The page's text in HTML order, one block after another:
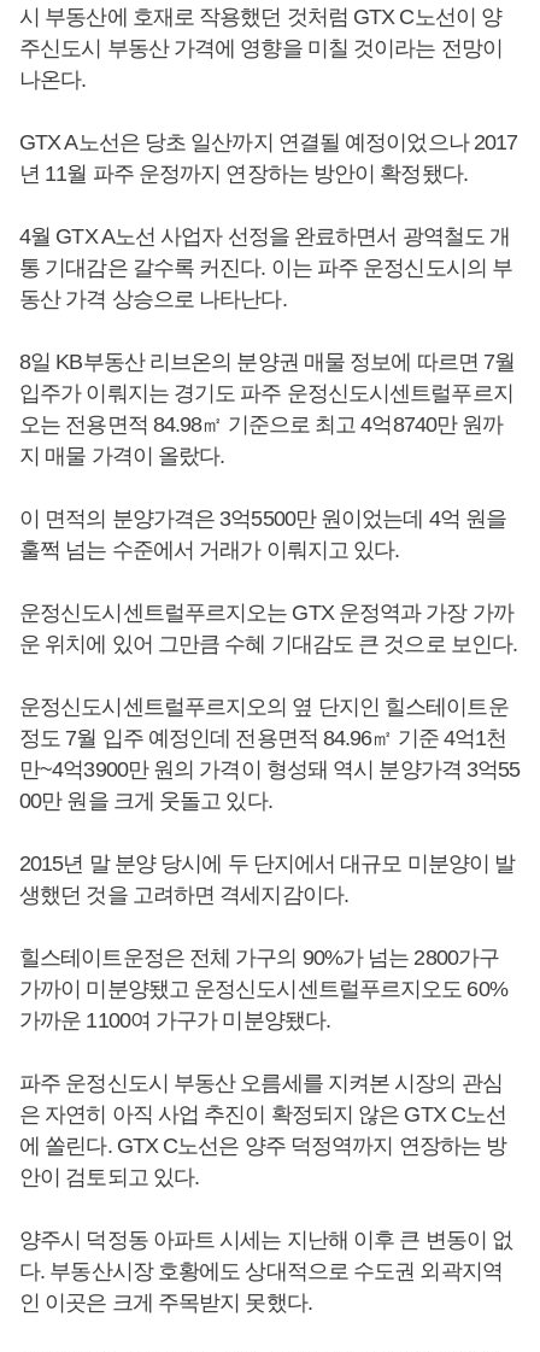
시 부동산에 호재로 작용했던 것처럼 GTX C노선이 양
주신도시 부동산 가격에 영향을 미칠 것이라는 전망이
나온다.
GTX A노선은 당초 일산까지 연결될 예정이었으나 2017
년 11월 파주 운정까지 연장하는 방안이 확정됐다.
4월 GTX A노선 사업자 선정을 완료하면서 광역철도 개
통 기대감은 갈수록 커진다. 이는 파주 운정신도시의 부
동산 가격 상승으로 나타난다.
8일 KB부동산 리브온의 분양권 매물 정보에 따르면 7월
입주가 이뤄지는 경기도 파주 운정신도시센트럴푸르지
오는 전용면적 84.98㎡ 기준으로 최고 4억8740만 원까
지 매물 가격이 올랐다.
이 면적의 분양가격은 3억5500만 원이었는데 4억 원을
훌쩍 넘는 수준에서 거래가 이뤄지고 있다.
운정신도시센트럴푸르지오는 GTX 운정역과 가장 가까
운 위치에 있어 그만큼 수혜 기대감도 큰 것으로 보인다.
운정신도시센트럴푸르지오의 옆 단지인 힐스테이트운
정도 7월 입주 예정인데 전용면적 84.96㎡ 기준 4억1천
만~4억3900만 원의 가격이 형성돼 역시 분양가격 3억55
00만 원을 크게 웃돌고 있다.
2015년 말 분양 당시에 두 단지에서 대규모 미분양이 발
생했던 것을 고려하면 격세지감이다.
힐스테이트운정은 전체 가구의 90%가 넘는 2800가구
가까이 미분양됐고 운정신도시센트럴푸르지오도 60%
가까운 1100여 가구가 미분양됐다.
파주 운정신도시 부동산 오름세를 지켜본 시장의 관심
은 자연히 아직 사업 추진이 확정되지 않은 GTX C노선
에 쏠린다. GTX C노선은 양주 덕정역까지 연장하는 방
안이 검토되고 있다.
양주시 덕정동 아파트 시세는 지난해 이후 큰 변동이 없
다. 부동산시장 호황에도 상대적으로 수도권 외곽지역
인 이곳은 크게 주목받지 못했다.